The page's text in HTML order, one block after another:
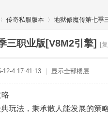
传奇私服版本 地狱修魔传第七季
三职业版[V8M2引擎] [
12-4 17:41:13 显示全部楼层
玩法，秉承散人能发展的策